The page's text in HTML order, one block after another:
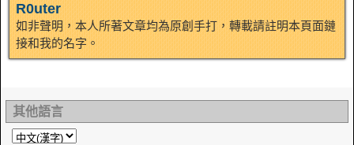
R0uter
如非聲明，本人所著文章均為原創手打，轉載請註明本頁面鏈
接和我的名字。
其他語言